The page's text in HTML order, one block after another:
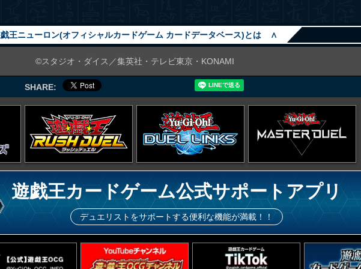
王ニューロン(オフィシャルカードゲーム カードデータベース)とは ∧
©スタジオ・ダイス／集英社・テレビ東京・KONAMI
SHARE:
遊戯王カードゲーム公式サポートアプリ
デュエリストをサポートする便利な機能が満載！！